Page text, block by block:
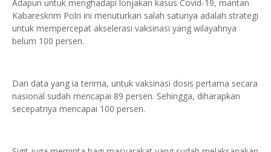
Adapun untuk menghadapi lonjakan kasus Covid-19, mantan
Kabareskrim Polri ini menuturkan salah satunya adalah strategi
untuk mempercepat akselerasi vaksinasi yang wilayahnya
belum 100 persen.
Dari data yang ia terima, untuk vaksinasi dosis pertama secara
nasional sudah mencapai 89 persen. Sehingga, diharapkan
secepatnya mencapai 100 persen.